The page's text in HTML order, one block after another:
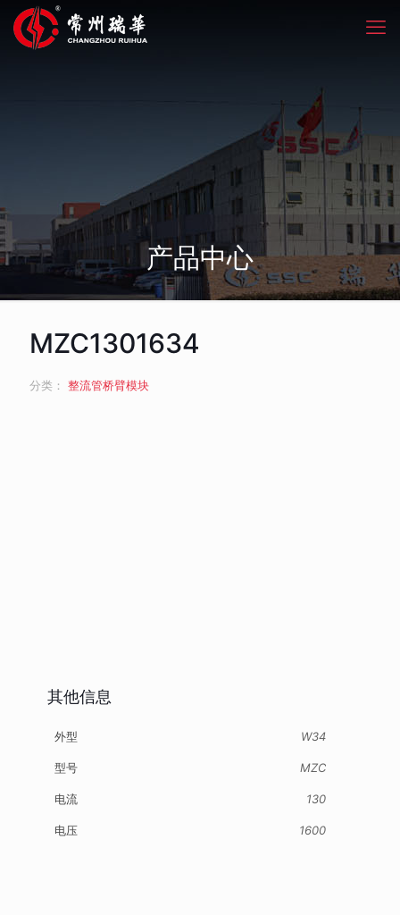
产品中心
MZC1301634
分类： 整流管桥臂模块
其他信息
外型 W34
型号 MZC
电流 130
电压 1600